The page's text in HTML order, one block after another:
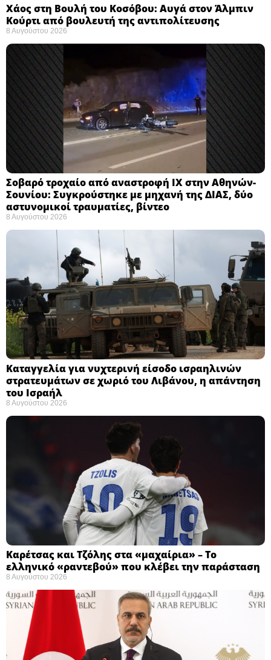
Χάος στη Βουλή του Κοσόβου: Αυγά στον Άλμπιν
Κούρτι από βουλευτή της αντιπολίτευσης
8 Αυγούστου 2026
Σοβαρό τροχαίο από αναστροφή ΙΧ στην Αθηνών-
Σουνίου: Συγκρούστηκε με μηχανή της ΔΙΑΣ, δύο
αστυνομικοί τραυματίες, βίντεο
8 Αυγούστου 2026
Καταγγελία για νυχτερινή είσοδο ισραηλινών
στρατευμάτων σε χωριό του Λιβάνου, η απάντηση
του Ισραήλ
8 Αυγούστου 2026
Καρέτσας και Τζόλης στα «μαχαίρια» – Το
ελληνικό «ραντεβού» που κλέβει την παράσταση
8 Αυγούστου 2026